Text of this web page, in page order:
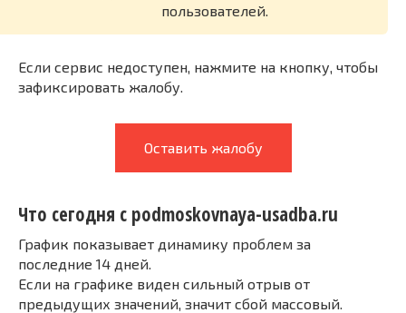
пользователей.
Если сервис недоступен, нажмите на кнопку, чтобы
зафиксировать жалобу.
Оставить жалобу
Что сегодня с podmoskovnaya-usadba.ru
График показывает динамику проблем за
последние 14 дней.
Если на графике виден сильный отрыв от
предыдущих значений, значит сбой массовый.